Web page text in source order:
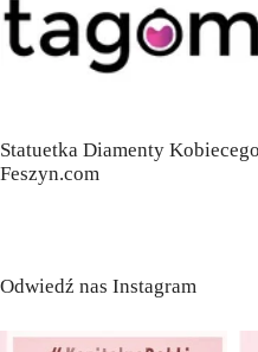
Statuetka Diamenty
Feszyn.com
Odwiedź nas Instagram